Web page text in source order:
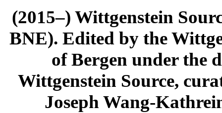
(2015–) Wittgenstein
BNE). Edited by the
of Bergen under the
Wittgenstein Source,
Joseph Wang-